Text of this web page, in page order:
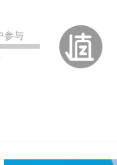
参与